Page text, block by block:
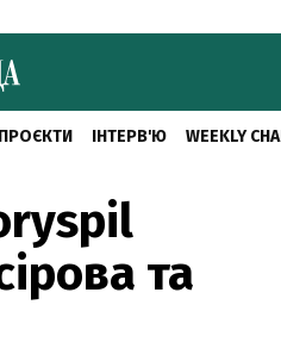
ІНТЕРВ'Ю WEEKLY
та